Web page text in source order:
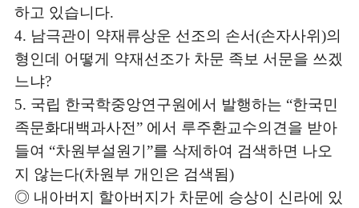
하고 있습니다.
4. 남극관이 약재류상운 선조의 손서(손자사위)의
형인데 어떻게 약재선조가 차문 족보 서문을 쓰겠
느냐?
5. 국립 한국학중앙연구원에서 발행하는 “한국민
족문화대백과사전” 에서 루주환교수의견을 받아
들여 “차원부설원기”를 삭제하여 검색하면 나오
지 않는다(차원부 개인은 검색됨)
◎ 내아버지 할아버지가 차문에 승상이 신라에 있